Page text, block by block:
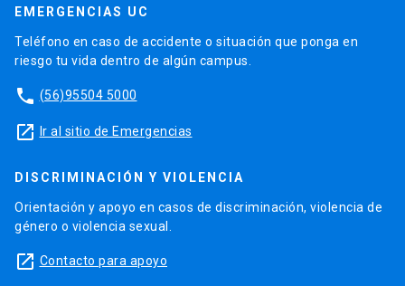
EMERGENCIAS UC
Teléfono en caso de accidente o situación que ponga en
riesgo tu vida dentro de algún campus.
phone (56)95504 5000
launch Ir al sitio de Emergencias
DISCRIMINACIÓN Y VIOLENCIA
Orientación y apoyo en casos de discriminación, violencia de
género o violencia sexual.
launch Contacto para apoyo